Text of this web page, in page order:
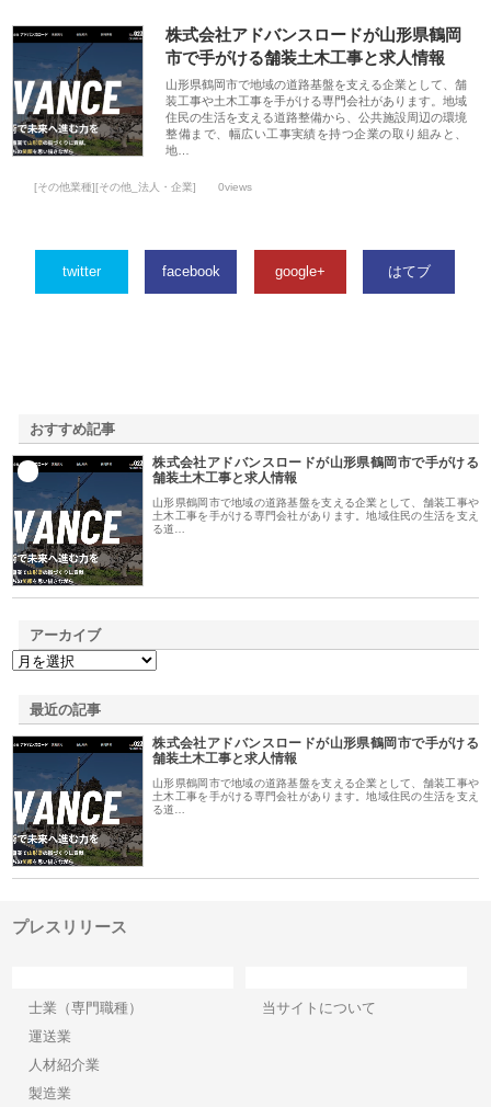
株式会社アドバンスロードが山形県鶴岡
市で手がける舗装土木工事と求人情報
山形県鶴岡市で地域の道路基盤を支える企業として、舗
装工事や土木工事を手がける専門会社があります。地域
住民の生活を支える道路整備から、公共施設周辺の環境
整備まで、幅広い工事実績を持つ企業の取り組みと、
地…
[その他業種][その他_法人・企業] 0views
twitter facebook google+ はてブ
おすすめ記事
株式会社アドバンスロードが山形県鶴岡市で手がける
舗装土木工事と求人情報
山形県鶴岡市で地域の道路基盤を支える企業として、舗装工事や
土木工事を手がける専門会社があります。地域住民の生活を支え
る道…
アーカイブ
最近の記事
株式会社アドバンスロードが山形県鶴岡市で手がける
舗装土木工事と求人情報
山形県鶴岡市で地域の道路基盤を支える企業として、舗装工事や
土木工事を手がける専門会社があります。地域住民の生活を支え
る道…
プレスリリース
士業（専門職種）
運送業
人材紹介業
製造業
当サイトについて